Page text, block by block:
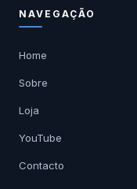
NAVEGAÇÃO
Home
Sobre
Loja
YouTube
Contacto